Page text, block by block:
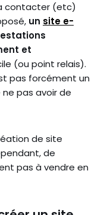
contacter (etc)
un site e-
et
(ou point relais).
pas forcément un
pas avoir de
de site
de
pas à vendre en